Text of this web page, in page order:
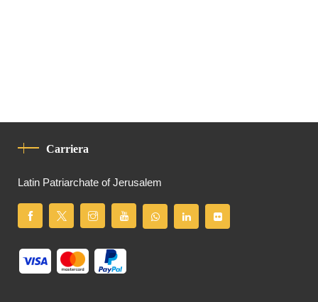
Carriera
Latin Patriarchate of Jerusalem